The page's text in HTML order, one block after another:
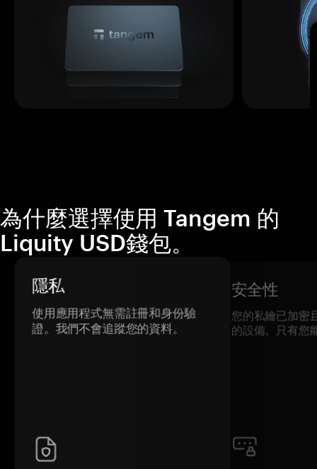
為什麼選擇使用 Tangem 的
Liquity USD錢包。
隱私
使用應用程式無需註冊和身份驗
證。我們不會追蹤您的資料。
安全性
您的私鑰已加密
的設備。只有您